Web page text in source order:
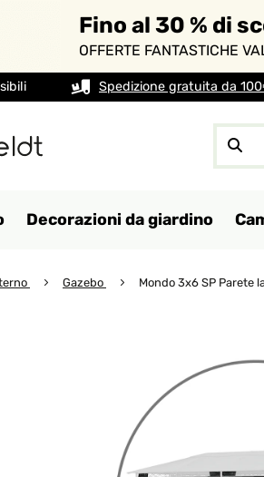
Fino al 30 % di
OFFERTE FANTASTICHE
Spedizione gratuita da
Decorazioni da giardino
Gazebo Mondo 3x6 SP Parete